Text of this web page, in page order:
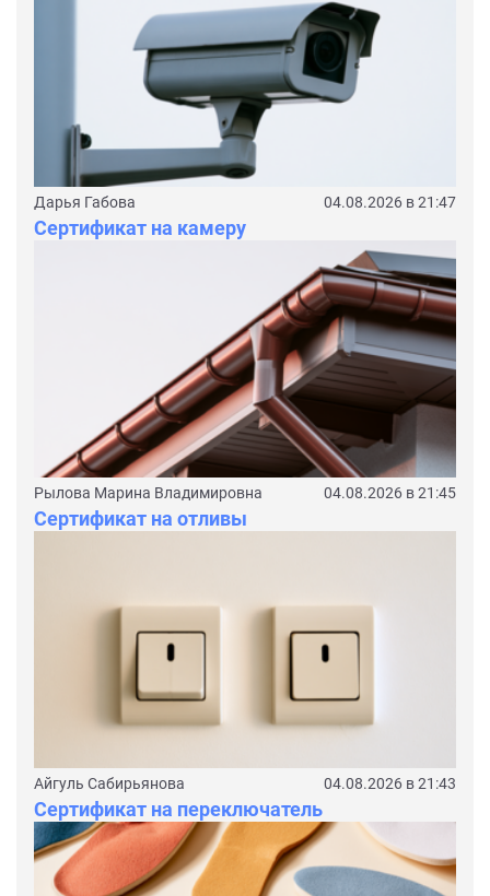
Дарья Габова 04.08.2026 в 21:47
Сертификат на камеру
Рылова Марина Владимировна 04.08.2026 в 21:45
Сертификат на отливы
Айгуль Сабирьянова 04.08.2026 в 21:43
Сертификат на переключатель